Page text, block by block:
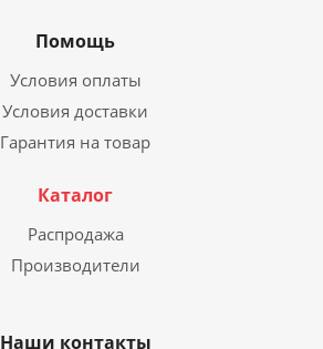
Помощь
Условия оплаты
Условия доставки
Гарантия на товар
Каталог
Распродажа
Производители
Наши контакты